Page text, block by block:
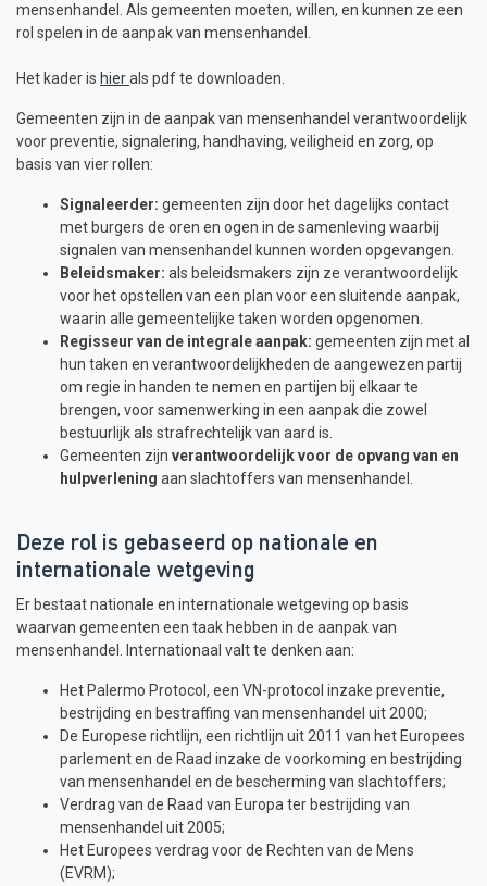
mensenhandel. Als gemeenten moeten, willen, en kunnen ze een
rol spelen in de aanpak van mensenhandel.
Het kader is hierals pdf te downloaden.
Gemeenten zijn in de aanpak van mensenhandel verantwoordelijk
voor preventie, signalering, handhaving, veiligheid en zorg, op
basis van vier rollen:
Signaleerder: gemeenten zijn door het dagelijks contact
met burgers de oren en ogen in de samenleving waarbij
signalen van mensenhandel kunnen worden opgevangen.
Beleidsmaker: als beleidsmakers zijn ze verantwoordelijk
voor het opstellen van een plan voor een sluitende aanpak,
waarin alle gemeentelijke taken worden opgenomen.
Regisseur van de integrale aanpak: gemeenten zijn met al
hun taken en verantwoordelijkheden de aangewezen partij
om regie in handen te nemen en partijen bij elkaar te
brengen, voor samenwerking in een aanpak die zowel
bestuurlijk als strafrechtelijk van aard is.
Gemeenten zijn verantwoordelijk voor de opvang van en
hulpverlening aan slachtoffers van mensenhandel.
Deze rol is gebaseerd op nationale en
internationale wetgeving
Er bestaat nationale en internationale wetgeving op basis
waarvan gemeenten een taak hebben in de aanpak van
mensenhandel. Internationaal valt te denken aan:
Het Palermo Protocol, een VN-protocol inzake preventie,
bestrijding en bestraffing van mensenhandel uit 2000;
De Europese richtlijn, een richtlijn uit 2011 van het Europees
parlement en de Raad inzake de voorkoming en bestrijding
van mensenhandel en de bescherming van slachtoffers;
Verdrag van de Raad van Europa ter bestrijding van
mensenhandel uit 2005;
Het Europees verdrag voor de Rechten van de Mens
(EVRM);